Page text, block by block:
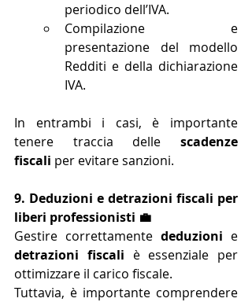
periodico dell’IVA.
Compilazione e
presentazione del modello
Redditi e della dichiarazione
IVA.
In entrambi i casi, è importante
tenere traccia delle scadenze
fiscali per evitare sanzioni.
9. Deduzioni e detrazioni fiscali per
liberi professionisti 💼
Gestire correttamente deduzioni
detrazioni fiscali è essenziale per
ottimizzare il carico fiscale.
Tuttavia, è importante comprendere